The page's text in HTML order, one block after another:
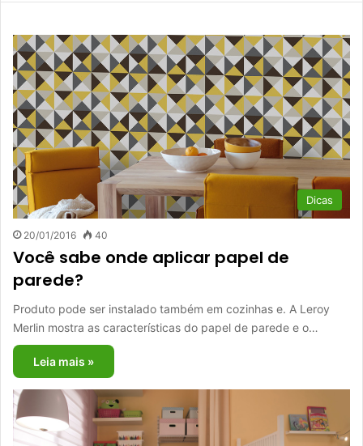
Dicas
20/01/2016 40
Você sabe onde aplicar papel de
parede?
Produto pode ser instalado também em cozinhas e. A Leroy
Merlin mostra as características do papel de parede e o…
Leia mais »